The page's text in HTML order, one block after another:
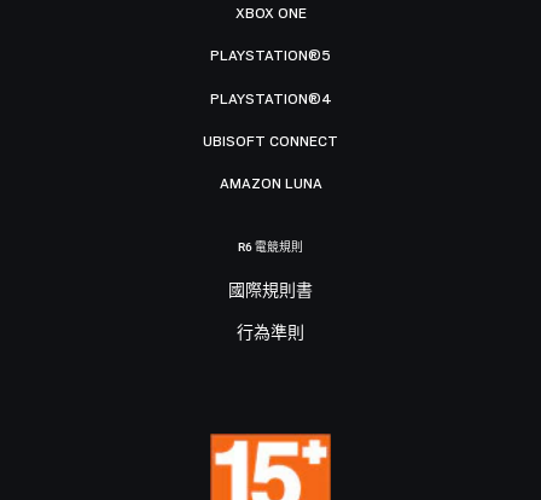
XBOX ONE
PLAYSTATION®5
PLAYSTATION®4
UBISOFT CONNECT
AMAZON LUNA
R6 電競規則
國際規則書
行為準則